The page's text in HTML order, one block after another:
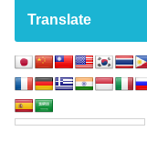
Translate